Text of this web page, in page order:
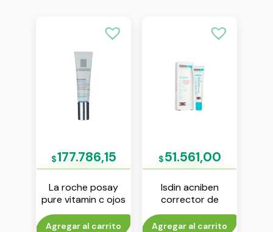
$177.786,15
La roche posay
pure vitamin c ojos
15 ml
Agregar al carrito
$51.561,00
Isdin acniben
corrector de
granos faciales 15
ml
Agregar al carrito